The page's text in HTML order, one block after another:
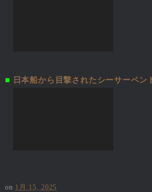
■ 日本船から目撃されたシーサーペン
on 1月 15, 2025